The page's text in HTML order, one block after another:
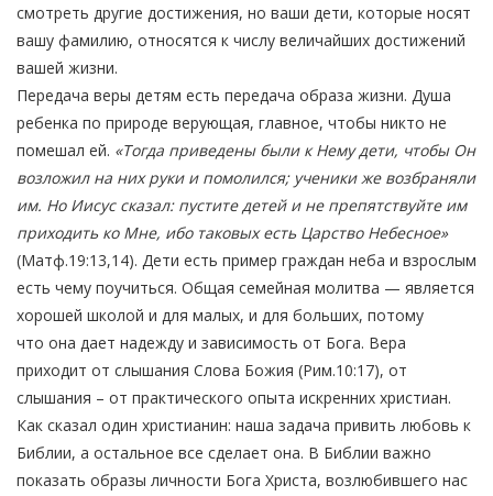
смотреть другие достижения, но ваши дети, которые носят
вашу фамилию, относятся к числу величайших достижений
вашей жизни.
Передача веры детям есть передача образа жизни. Душа
ребенка по природе верующая, главное, чтобы никто не
помешал ей. «Тогда приведены были к Нему дети, чтобы Он
возложил на них руки и помолился; ученики же возбраняли
им. Но Иисус сказал: пустите детей и не препятствуйте им
приходить ко Мне, ибо таковых есть Царство Небесное»
(Матф.19:13,14). Дети есть пример граждан неба и взрослым
есть чему поучиться. Общая семейная молитва — является
хорошей школой и для малых, и для больших, потому
что она дает надежду и зависимость от Бога. Вера
приходит от слышания Слова Божия (Рим.10:17), от
слышания – от практического опыта искренних христиан.
Как сказал один христианин: наша задача привить любовь к
Библии, а остальное все сделает она. В Библии важно
показать образы личности Бога Христа, возлюбившего нас